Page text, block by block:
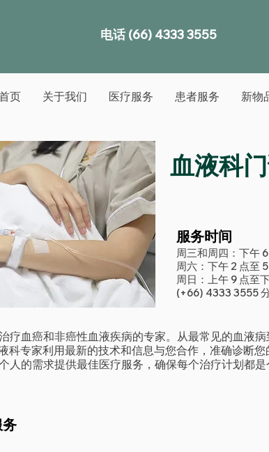
电话 (66) 4333 3555
页 关于我们 医疗服务 患者服务 新物
血液科
服务时间
周三和周四：下午
周六：下午 2 点至
周日：上午 9 点至
(+66) 4333 3555
疗血癌和非癌性血液疾病的专家。从最常见的血液病
科专家利用最新的技术和信息与您合作，准确诊断
人的需求提供最佳医疗服务，确保每个治疗计划都是